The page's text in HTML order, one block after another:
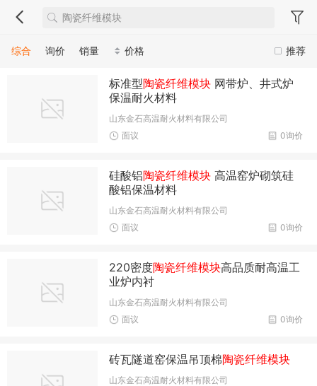
推荐
综合 询价 销量 价格
标准型陶瓷纤维模块 网带炉、井式炉
保温耐火材料
山东金石高温耐火材料有限公司
0询价
面议
硅酸铝陶瓷纤维模块 高温窑炉砌筑硅
酸铝保温材料
山东金石高温耐火材料有限公司
0询价
面议
220密度陶瓷纤维模块高品质耐高温工
业炉内衬
山东金石高温耐火材料有限公司
0询价
面议
砖瓦隧道窑保温吊顶棉陶瓷纤维模块
山东金石高温耐火材料有限公司